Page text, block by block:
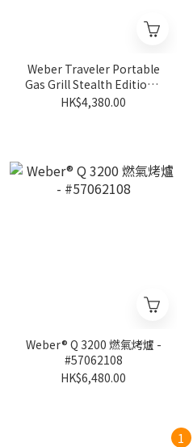
Weber Traveler Portable
Gas Grill Stealth Edition -
#9013008
HK$4,380.00
Weber® Q 3200 燃氣烤爐 -
#57062108
HK$6,480.00
1